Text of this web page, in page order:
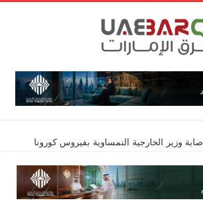
إصابة وزير الخارجية النمساوية بفيروس كورونا